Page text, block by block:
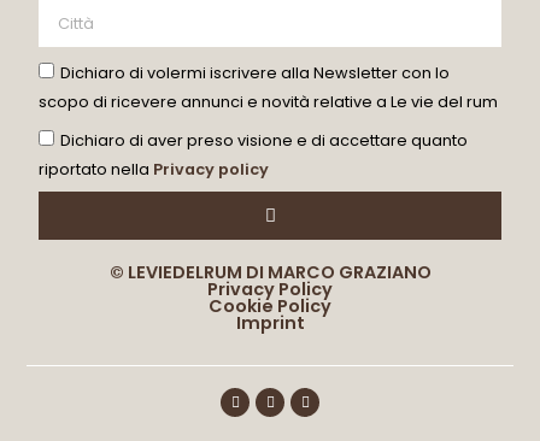
Dichiaro di volermi iscrivere alla Newsletter con lo
scopo di ricevere annunci e novità relative a Le vie del rum
Dichiaro di aver preso visione e di accettare quanto
riportato nella Privacy policy
© LEVIEDELRUM DI MARCO GRAZIANO
Privacy Policy
Cookie Policy
Imprint